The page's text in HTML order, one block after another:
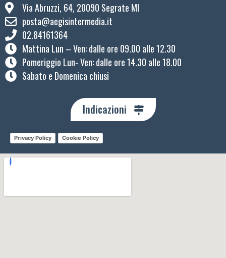
Via Abruzzi, 64, 20090 Segrate MI
posta@aegisintermedia.it
02.84161364
Mattina Lun – Ven: ​dalle ore 09.00 alle 12.30
Pomeriggio Lun- Ven: dalle ore 14.30 alle 18.00
Sabato e Domenica chiusi
Indicazioni
Privacy Policy Cookie Policy